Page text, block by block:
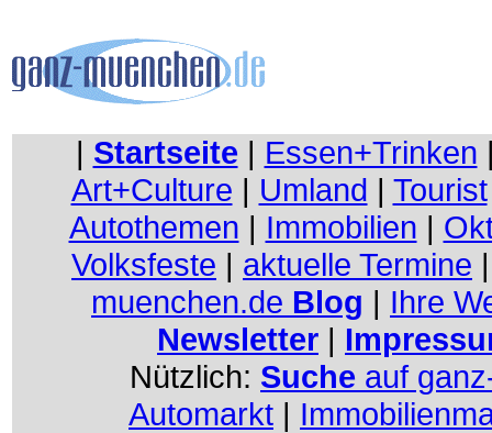
| Startseite | Essen+Trinken
Art+Culture | Umland | Tourist
Autothemen | Immobilien |
Volksfeste | aktuelle Termine
muenchen.de Blog | Ihre
Newsletter |
Nützlich: Suche auf
Automarkt |